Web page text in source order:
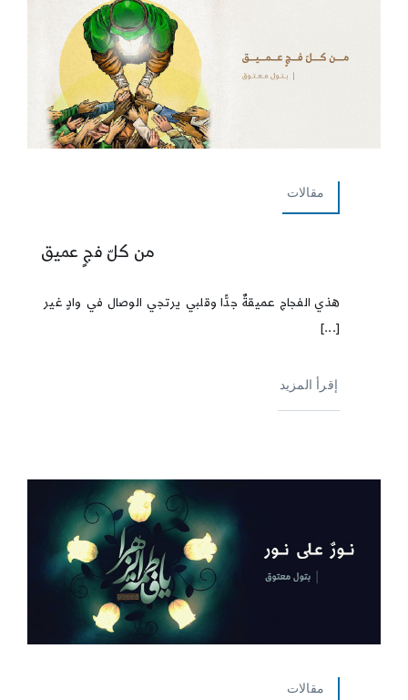
مقالات
من كلّ فجٍ عميق
هذي الفجاج عميقةٌ جدًّا وقلبي يرتجي الوصال في وادٍ غير
[...]
إقرأ المزيد
مقالات